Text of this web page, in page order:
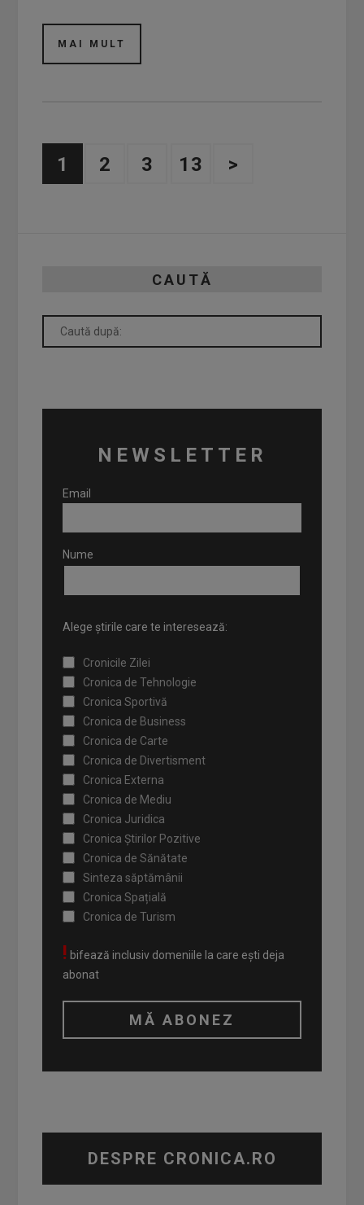
MAI MULT
1 2 3 13 >
CAUTĂ
NEWSLETTER
Email
Nume
Alege știrile care te interesează:
Cronicile Zilei
Cronica de Tehnologie
Cronica Sportivă
Cronica de Business
Cronica de Carte
Cronica de Divertisment
Cronica Externa
Cronica de Mediu
Cronica Juridica
Cronica Știrilor Pozitive
Cronica de Sănătate
Sinteza săptămânii
Cronica Spațială
Cronica de Turism
! bifează inclusiv domeniile la care ești deja
abonat
DESPRE CRONICA.RO